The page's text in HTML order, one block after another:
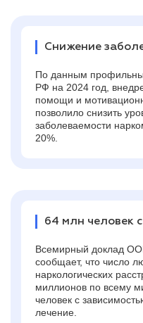
Снижение
По данным
РФ на 2024 год,
помощи и
позволило снизить
заболеваемости
20%.
64 млн человек
Всемирный доклад
сообщает, что число
наркологических
миллионов по всему
человек с
лечение.